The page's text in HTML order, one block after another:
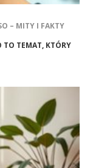
– MITY I FAKTY
TO TEMAT, KTÓRY